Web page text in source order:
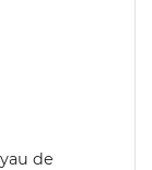
de